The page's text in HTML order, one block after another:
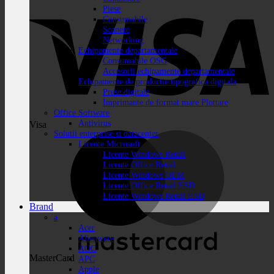
Visa
MasterCard
Piese
Consumabile
Scanere
Networking
Echipamente departamentale
Consumabile OSG
Accesorii echipamente departamentale
Echipamente de productie tipografica digitala
Prese digitale
Imprimante de format mare Plottare
Office Software
Antivirus
Solutii enterprise si datacenter
Licente Microsoft
Licente Windows Retail
Licente Office Retail
Licente Windows OEM
Licente Office Retail ESD
Licente Windows Retail ESD
Brand
a
Acer
Alienware
AOC
APC
Apple